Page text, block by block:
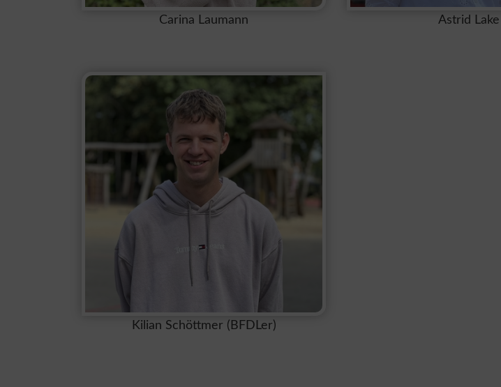
Carina Laumann Astrid Lake
Kilian Schöttmer (BFDLer)